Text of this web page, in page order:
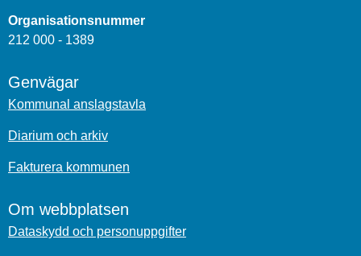
Organisationsnummer
212 000 - 1389
Genvägar
Kommunal anslagstavla
Diarium och arkiv
Fakturera kommunen
Om webbplatsen
Dataskydd och personuppgifter